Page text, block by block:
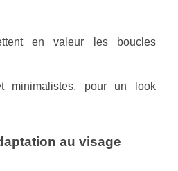
en valeur les boucles
minimalistes, pour un look
au visage